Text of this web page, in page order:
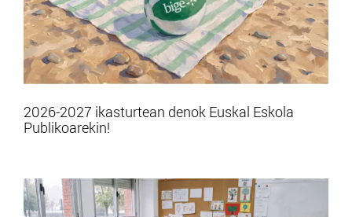
2026-2027 ikasturtean denok Euskal Eskola
Publikoarekin!